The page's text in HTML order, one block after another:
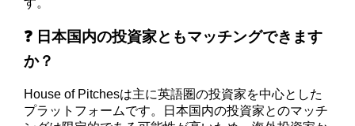
❓ 日本国内の投資家ともマッチングできます
か？
House of Pitchesは主に英語圏の投資家を中心とした
プラットフォームです。日本国内の投資家とのマッチ